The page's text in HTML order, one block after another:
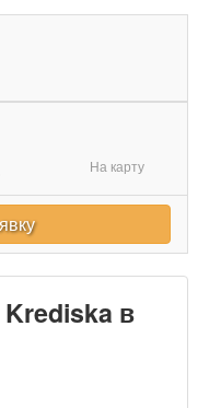
На карту
Krediska в